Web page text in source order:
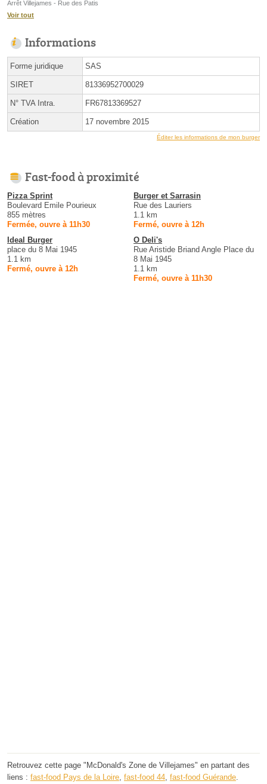
Arrêt Villejames - Rue des Patis
Voir tout
Informations
Forme juridique SAS
SIRET 81336952700029
N° TVA Intra. FR67813369527
Création 17 novembre 2015
Éditer les informations de mon burger
Fast-food à proximité
Pizza Sprint
Boulevard Emile Pourieux
855 mètres
Fermée, ouvre à 11h30
Burger et Sarrasin
Rue des Lauriers
1.1 km
Fermé, ouvre à 12h
Ideal Burger
place du 8 Mai 1945
1.1 km
Fermé, ouvre à 12h
O Deli's
Rue Aristide Briand Angle Place du
8 Mai 1945
1.1 km
Fermé, ouvre à 11h30
Retrouvez cette page "McDonald's Zone de Villejames" en partant des
liens : fast-food Pays de la Loire, fast-food 44, fast-food Guérande.